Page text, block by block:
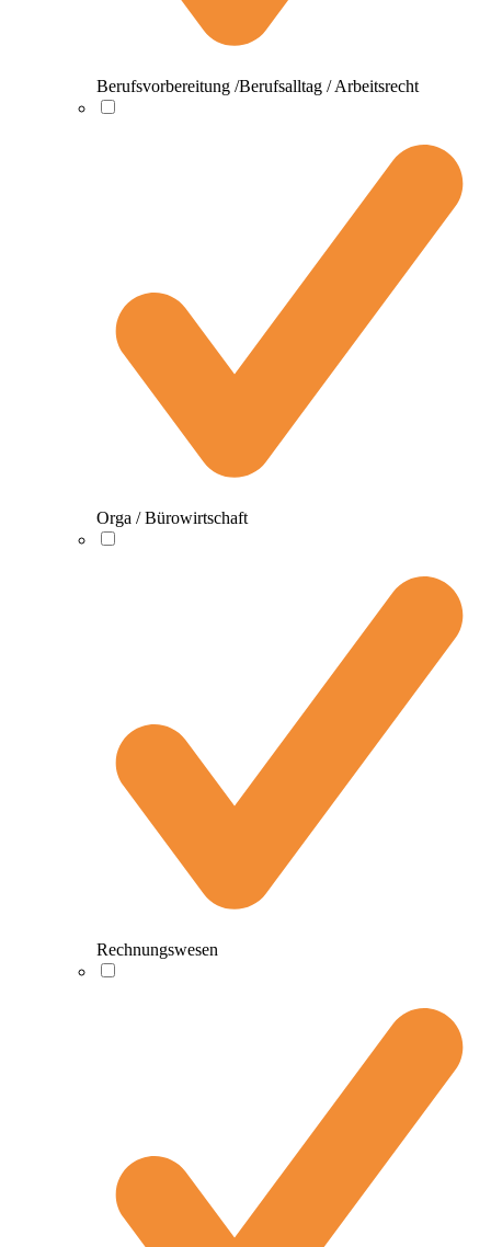
Berufsvorbereitung /Berufsalltag / Arbeitsrecht
Orga / Bürowirtschaft
Rechnungswesen